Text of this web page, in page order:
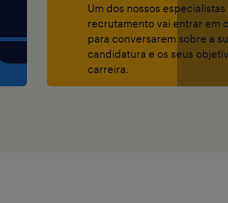
os/as
Um dos nossos
recrutamento vai entrar em
para conversarem sobre a
candidatura e os seus
carreira.